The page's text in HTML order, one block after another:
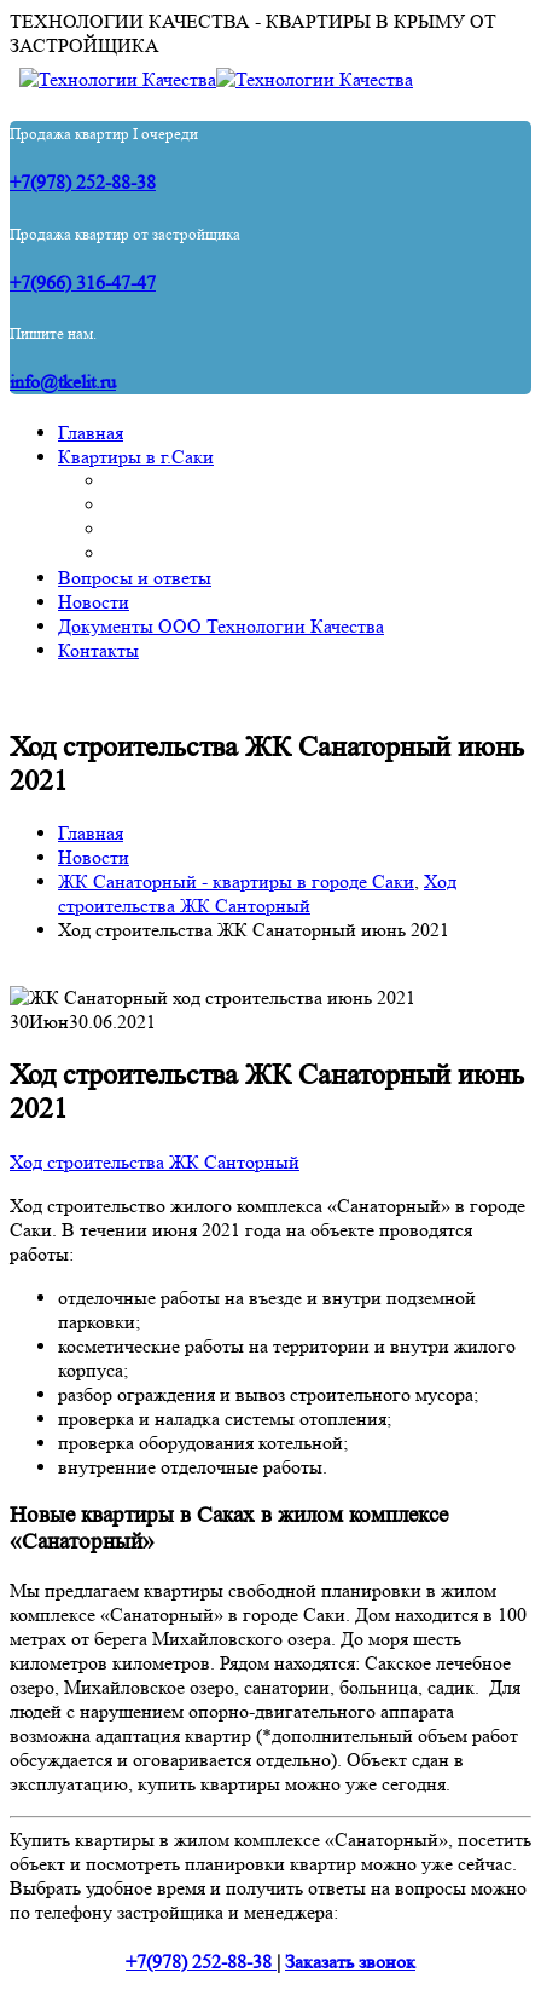
ТЕХНОЛОГИИ КАЧЕСТВА - КВАРТИРЫ В КРЫМУ ОТ
ЗАСТРОЙЩИКА
Продажа квартир I очереди
+7(978) 252-88-38
Продажа квартир от застройщика
+7(966) 316-47-47
Пишите нам.
info@tkelit.ru
Главная
Квартиры в г.Саки
Вопросы и ответы
Новости
Документы ООО Технологии Качества
Контакты
Ход строительства ЖК Санаторный июнь
2021
Главная
Новости
ЖК Санаторный - квартиры в городе Саки, Ход
строительства ЖК Санторный
Ход строительства ЖК Санаторный июнь 2021
30Июн30.06.2021
Ход строительства ЖК Санаторный июнь
2021
Ход строительства ЖК Санторный
Ход строительство жилого комплекса «Санаторный» в городе
Саки. В течении июня 2021 года на объекте проводятся
работы:
отделочные работы на въезде и внутри подземной
парковки;
косметические работы на территории и внутри жилого
корпуса;
разбор ограждения и вывоз строительного мусора;
проверка и наладка системы отопления;
проверка оборудования котельной;
внутренние отделочные работы.
Новые квартиры в Саках в жилом комплексе
«Санаторный»
Мы предлагаем квартиры свободной планировки в жилом
комплексе «Санаторный» в городе Саки. Дом находится в 100
метрах от берега Михайловского озера. До моря шесть
километров километров. Рядом находятся: Сакское лечебное
озеро, Михайловское озеро, санатории, больница, садик. Для
людей с нарушением опорно-двигательного аппарата
возможна адаптация квартир (*дополнительный объем работ
обсуждается и оговаривается отдельно). Объект сдан в
эксплуатацию, купить квартиры можно уже сегодня.
Купить квартиры в жилом комплексе «Санаторный», посетить
объект и посмотреть планировки квартир можно уже сейчас.
Выбрать удобное время и получить ответы на вопросы можно
по телефону застройщика и менеджера:
+7(978) 252-88-38 | Заказать звонок